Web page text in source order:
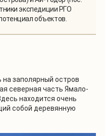
экспедиции РГО
объектов.
заполярный остров
северная часть Ямало-
находится очень
собой деревянную